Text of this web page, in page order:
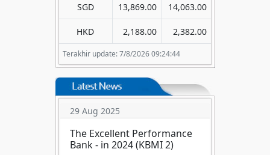
Terakhir update: 7/8/2026 09:24:44
SGD 13,869.00 14,063.00
HKD 2,188.00 2,382.00
29 Aug 2025
The Excellent Performance
Bank - in 2024 (KBMI 2)